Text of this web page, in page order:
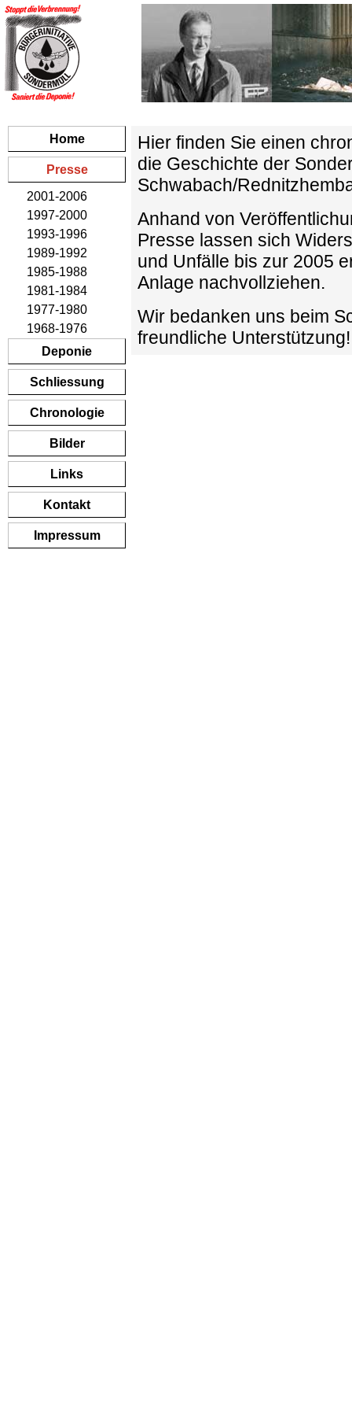
Home
Presse
2001-2006
1997-2000
1993-1996
1989-1992
1985-1988
1981-1984
1977-1980
1968-1976
Deponie
Schliessung
Chronologie
Bilder
Links
Kontakt
Impressum
Hier finden Sie einen
die Geschichte der
Schwabach/
Anhand von
Presse lassen sich
und Unfälle bis zur 2005
Anlage nachvollziehen.
Wir bedanken uns beim
freundliche Unterstützung!